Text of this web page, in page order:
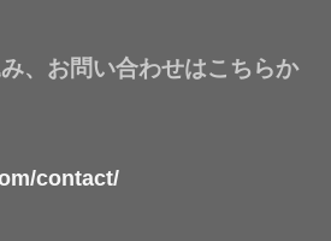
、お問い合わせはこちらか
contact/